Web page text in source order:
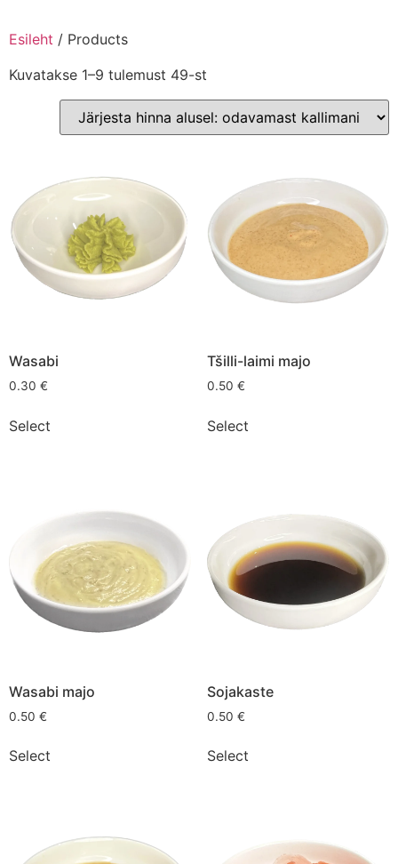
Esileht / Products
Kuvatakse 1–9 tulemust 49-st
Wasabi
0.30 €
Select
Tšilli-laimi majo
0.50 €
Select
Wasabi majo
0.50 €
Select
Sojakaste
0.50 €
Select